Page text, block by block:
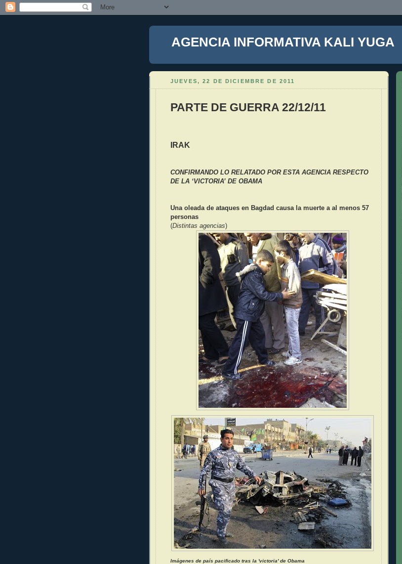
AGENCIA INFORMATIVA KALI YUGA
JUEVES, 22 DE DICIEMBRE DE 2011
PARTE DE GUERRA 22/12/11
IRAK
CONFIRMANDO LO RELATADO POR ESTA AGENCIA RESPECTO
DE LA ‘VICTORIA’ DE OBAMA
Una oleada de ataques en Bagdad causa la muerte a al menos 57
personas
(Distintas agencias)
Imágenes de país pacificado tras la 'victoria' de Obama